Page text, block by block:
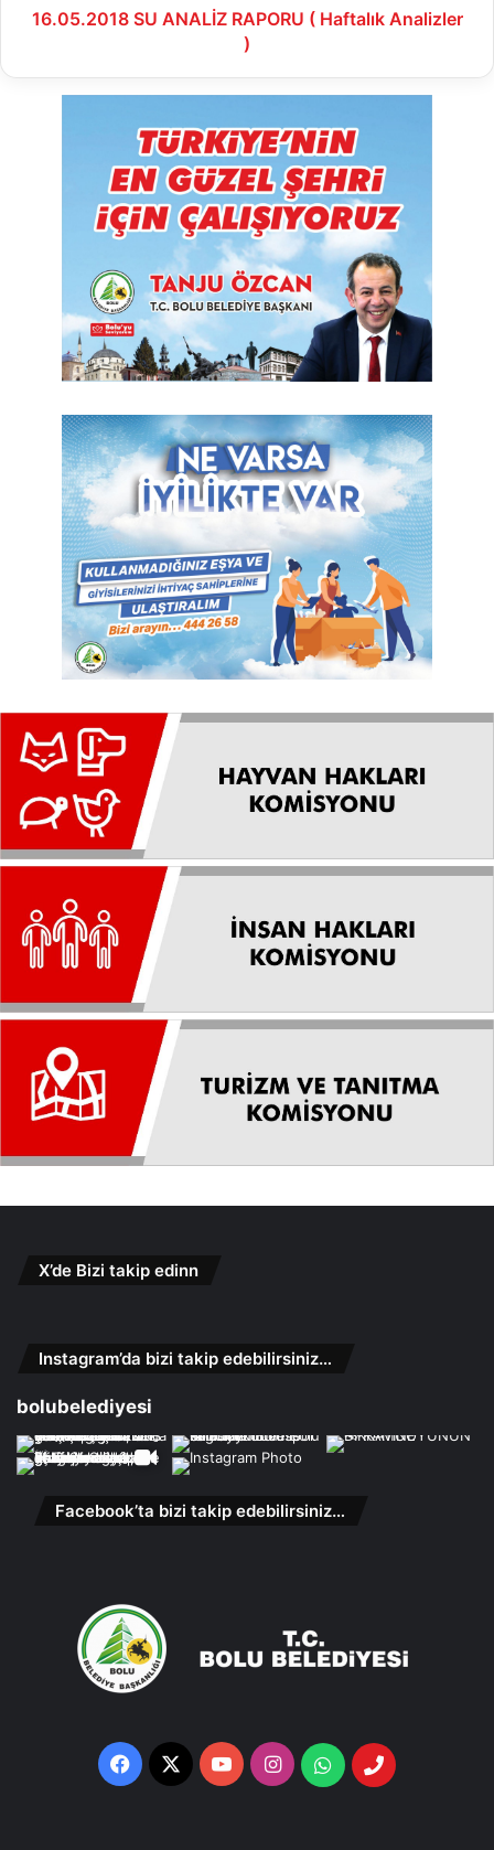
16.05.2018 SU ANALİZ RAPORU ( Haftalık Analizler
)
X’de Bizi takip edinn
Instagram’da bizi takip edebilirsiniz…
bolubelediyesi
Facebook’ta bizi takip edebilirsiniz…
Facebook
X YouTubeInstagramWhatsappTelefon